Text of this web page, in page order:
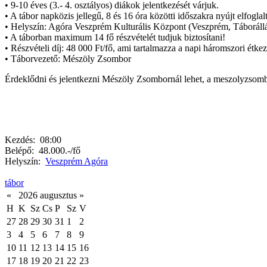
• 9-10 éves (3.- 4. osztályos) diákok jelentkezését várjuk.
• A tábor napközis jellegű, 8 és 16 óra közötti időszakra nyújt
• Helyszín: Agóra Veszprém Kulturális Központ (Veszprém,
• A táborban maximum 14 fő részvételét tudjuk biztosítani!
• Részvételi díj: 48 000 Ft/fő, ami tartalmazza a napi háromszori
• Táborvezető: Mészöly Zsombor
Érdeklődni és jelentkezni Mészöly Zsombornál lehet, a
Kezdés: 08:00
Belépő: 48.000.-/fő
Helyszín: Veszprém Agóra
tábor
«
2026 augusztus »
H K Sz Cs P Sz V
27 28 29 30 31 1
2
3
4 5 6 7 8
9
10 11 12 13 14 15 16
17 18 19 20 21 22 23